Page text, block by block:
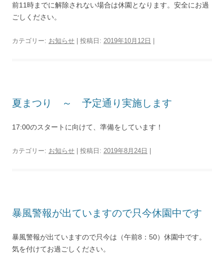
前11時までに解除されない場合は休園となります。安全にお過
ごしください。
カテゴリー: お知らせ | 投稿日: 2019年10月12日 |
夏まつり ～ 予定通り実施します
17:00のスタートに向けて、準備をしています！
カテゴリー: お知らせ | 投稿日: 2019年8月24日 |
暴風警報が出ていますので只今休園中です
暴風警報が出ていますので只今は（午前8：50）休園中です。
気を付けてお過ごしください。